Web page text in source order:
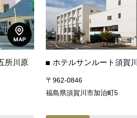
所川原 ホテルサンルート須賀川
〒962-0846
福島県須賀川市加治町5